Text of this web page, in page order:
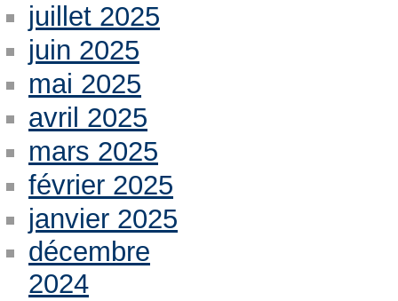
juillet 2025
juin 2025
mai 2025
avril 2025
mars 2025
février 2025
janvier 2025
décembre
2024